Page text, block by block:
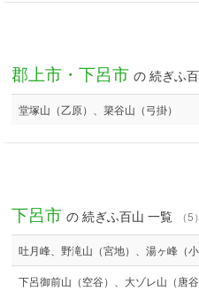
郡上市・下呂市 の 続ぎふ
堂塚山（乙原）、簗谷山（弓掛）
下呂市 の 続ぎふ百山 一覧 （5）
吐月峰、野滝山（宮地）、湯ヶ峰（小
下呂御前山（空谷）、大ゾレ山（唐谷